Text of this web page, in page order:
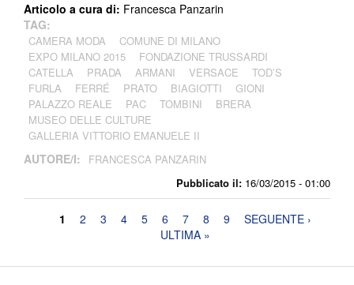
Pubblicato il: 16/03/2015 - 01:00
Articolo a cura di: Francesca Panzarin
TAG:
CAMERA MODA
COMUNE DI MILANO
EXPO MILANO 2015
FONDAZIONE TRUSSARDI
CATELLA
PRADA ARMANI VERSACE
TOD’S
FURLA
FERRÉ PRATO BIAGIOTTI
GIONI
PALAZZO REALE
PAC TOMBINI
BRERA
MUSEO DELLE CULTURE
GALLERIA VITTORIO EMANUELE II
AUTORE/I: FRANCESCA PANZARIN
Pagine
1 2 3 4 5 6 7 8 9
SEGUENTE ›
ULTIMA »